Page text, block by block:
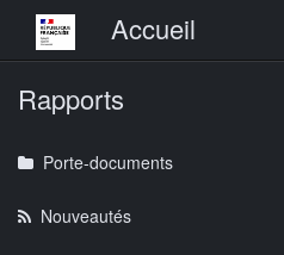
Menu principalAccueil
Rapports
Porte-documents
Nouveautés